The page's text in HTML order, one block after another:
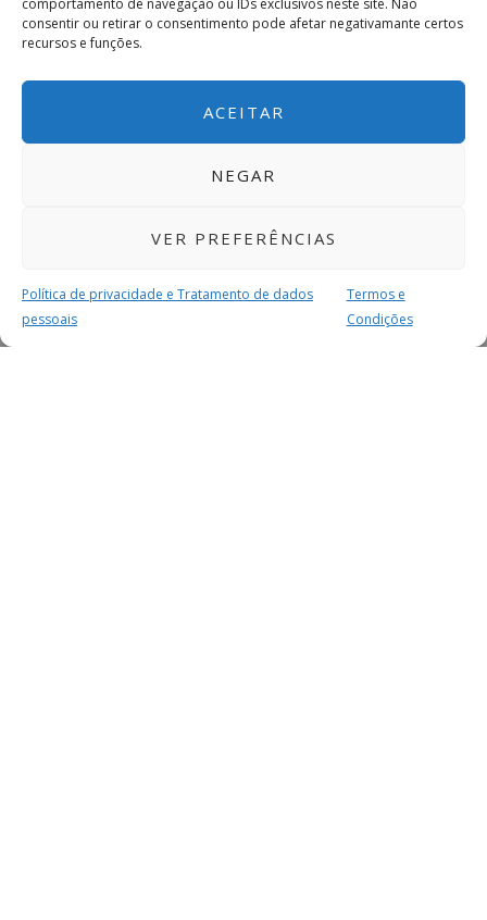
comportamento de navegação ou IDs exclusivos neste site. Não
consentir ou retirar o consentimento pode afetar negativamante certos
recursos e funções.
ACEITAR
NEGAR
VER PREFERÊNCIAS
Política de privacidade e Tratamento de dados
pessoais
Termos e
Condições